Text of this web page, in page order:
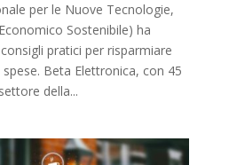
per le Nuove Tecnologie,
Sostenibile) ha
pratici per risparmiare
Beta Elettronica, con 45
della...